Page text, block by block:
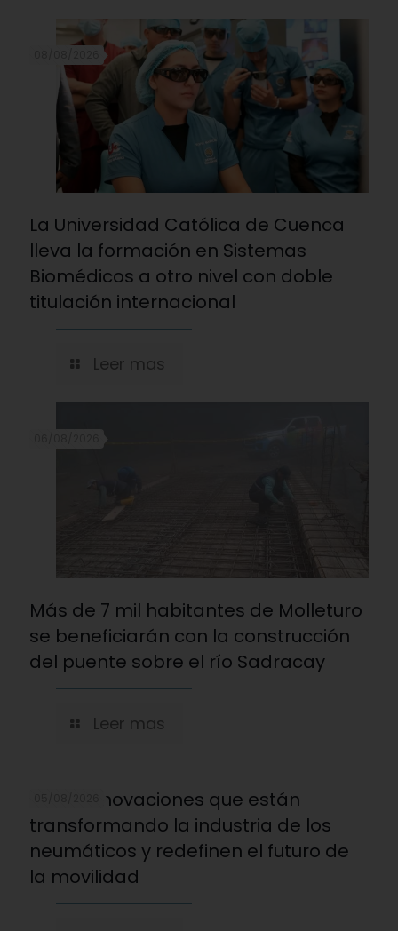
La Universidad Católica de Cuenca
lleva la formación en Sistemas
Biomédicos a otro nivel con doble
titulación internacional
Leer mas
Más de 7 mil habitantes de Molleturo
se beneficiarán con la construcción
del puente sobre el río Sadracay
Leer mas
Cinco innovaciones que están
transformando la industria de los
neumáticos y redefinen el futuro de
la movilidad